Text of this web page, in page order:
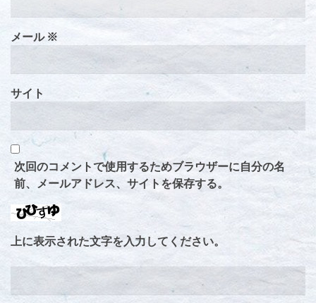
メール ※
サイト
次回のコメントで使用するためブラウザーに自分の名
前、メールアドレス、サイトを保存する。
上に表示された文字を入力してください。